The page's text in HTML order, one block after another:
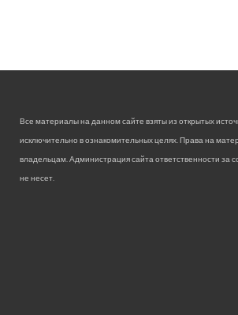
Все материалы на данном сайте взяты из открытых
исключительно в ознакомительных целях. Права на
владельцам. Администрация сайта ответственности за
не несет.